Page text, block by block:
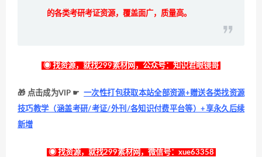
的各类考研考证资源，覆盖面广，质量高。
◉ 找资源，就找299素材网，公众号：知识君眼镜哥
🎁 点击成为VIP ☛ 一次性打包获取本站全部资源+赠送各类找资源
技巧教学（涵盖考研/考证/外刊/各知识付费平台等）+享永久后续
新增
◉ 找资源，就找299素材网，微信号：xue63358